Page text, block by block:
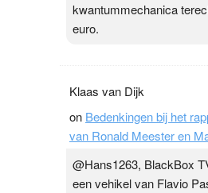
kwantummechanica
euro.
Klaas van Dijk
on Bedenkingen bij het
van Ronald Meester en
@Hans1263, BlackBox
een vehikel van Flavio